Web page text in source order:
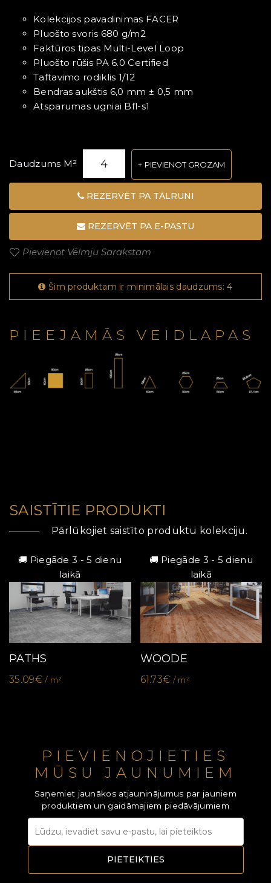
Kolekcijos pavadinimas FACER
Pluošto svoris 680 g/m2
Faktūros tipas Multi-Level Loop
Pluošto rūšis PA 6.0 Certified
Taftavimo rodiklis 1/12
Bendras aukštis 6,0 mm ± 0,5 mm
Atsparumas ugniai Bfl-s1
Daudzums M² PIEVIENOT GROZAM
REZERVĒT PA TĀLRUNI
REZERVĒT PA E-PASTU
Pievienot Vēlmju Sarakstam
Šim produktam ir minimālais daudzums: 4
PIEEJAMĀS VEIDLAPAS
SAISTĪTIE PRODUKTI
Pārlūkojiet saistīto produktu kolekciju.
🚚 Piegāde 3 - 5 dienu
laikā
PATHS
35.09€/ m²
🚚 Piegāde 3 - 5 dienu
laikā
WOODE
61.73€ / m²
PIEVIENOJIETIES
MŪSU JAUNUMIEM
Saņemiet jaunākos atjauninājumus par jauniem
produktiem un gaidāmajiem piedāvājumiem
PIETEIKTIES